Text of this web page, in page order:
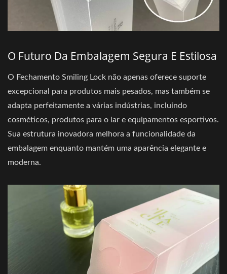
O Futuro Da Embalagem Segura E Estilosa
O Fechamento Smiling Lock não apenas oferece suporte
excepcional para produtos mais pesados, mas também se
adapta perfeitamente a várias indústrias, incluindo
cosméticos, produtos para o lar e equipamentos esportivos.
Sua estrutura inovadora melhora a funcionalidade da
embalagem enquanto mantém uma aparência elegante e
moderna.